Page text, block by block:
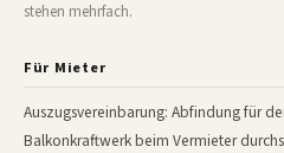
stehen mehrfach.
Für Mieter
Auszugsvereinbarung: Abfindung für
Balkonkraftwerk beim Vermieter